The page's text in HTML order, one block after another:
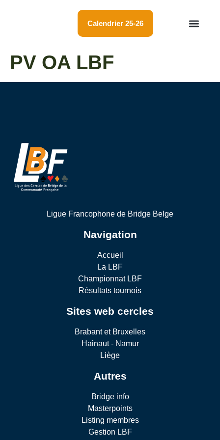
Calendrier 25-26
PV OA LBF
Ligue Francophone de Bridge Belge
Navigation
Accueil
La LBF
Championnat LBF
Résultats tournois
Sites web cercles
Brabant et Bruxelles
Hainaut - Namur
Liège
Autres
Bridge info
Masterpoints
Listing membres
Gestion LBF